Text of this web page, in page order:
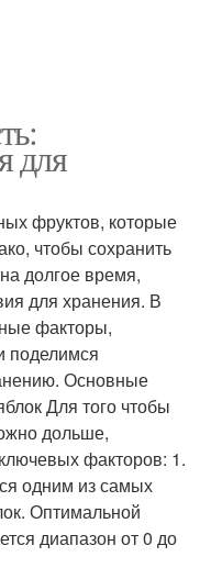
для
фруктов, которые
чтобы сохранить
долгое время,
для хранения. В
факторы,
поделимся
Основные
Для того чтобы
дольше,
факторов: 1.
одним из самых
Оптимальной
диапазон от 0 до